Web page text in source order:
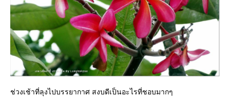
ช่วงเช้าที่ลุงไปบรรยากาศ สงบดีเป็นอะไรที่ชอบมากๆ